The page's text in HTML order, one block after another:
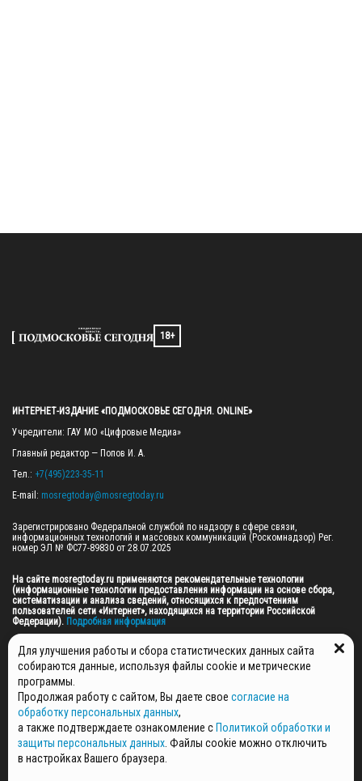
18+
ИНТЕРНЕТ-ИЗДАНИЕ «ПОДМОСКОВЬЕ СЕГОДНЯ. ONLINE»
Учредители: ГАУ МО «Цифровые Медиа»
Главный редактор — Попов И. А.
Тел.: +7(495)223-35-11
E-mail: mosregtoday@mosregtoday.ru
Зарегистрировано Федеральной службой по надзору в сфере связи,
информационных технологий и массовых коммуникаций (Роскомнадзор) Рег.
номер ЭЛ № ФС77-89830 от 28.07.2025
На сайте mosregtoday.ru применяются рекомендательные технологии
(информационные технологии предоставления информации на основе сбора,
систематизации и анализа сведений, относящихся к предпочтениям
пользователей сети «Интернет», находящихся на территории Российской
Федерации). Подробная информация
© 2026 ПРАВА НА ВСЕ МАТЕРИАЛЫ САЙТА ПРИНАДЛЕЖАТ ГАУ МО "ЦИФРОВЫЕ
МЕДИА" (ОГРН: 1255000059467).
ПОЛИТИКА ОБРАБОТКИ И ЗАЩИТЫ ПЕРСОНАЛЬНЫХ ДАННЫХ
НОВОСТИ
ГАЗЕТЫ
РЕКЛАМОДАТЕЛЯМ
Для улучшения работы и сбора статистических данных сайта
собираются данные, используя файлы cookie и метрические
программы.
Продолжая работу с сайтом, Вы даете свое согласие на
обработку персональных данных,
а также подтверждаете ознакомление с Политикой обработки и
защиты персональных данных . Файлы cookie можно отключить
в настройках Вашего браузера.